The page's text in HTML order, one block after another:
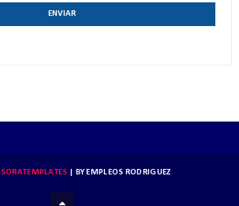
SORATEMPLATES | BYEMPLEOS RODRIGUEZ